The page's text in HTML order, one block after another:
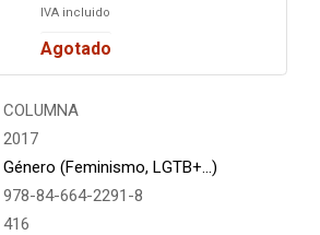
IVA incluido
Agotado
COLUMNA
2017
Género (Feminismo, LGTB+...)
978-84-664-2291-8
416